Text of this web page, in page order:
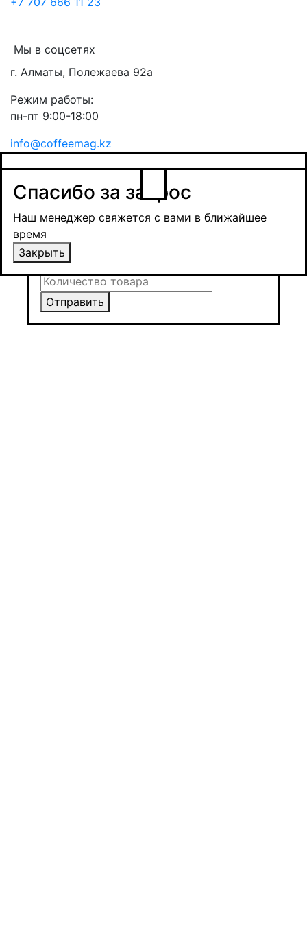
Мы в соцсетях
г. Алматы, Полежаева 92а
Режим работы:
пн-пт 9:00-18:00
info@coffeemag.kz
Заказ товара
Уведомить о поступлении
Спасибо за заявку
Наш менеджер свяжется с вами в ближайшее
время и обсудит сроки поставки и условия
оплаты
Закрыть
Получить оптовую цену
Отправить
Спасибо за запрос
Наш менеджер свяжется с вами в ближайшее
время
Закрыть